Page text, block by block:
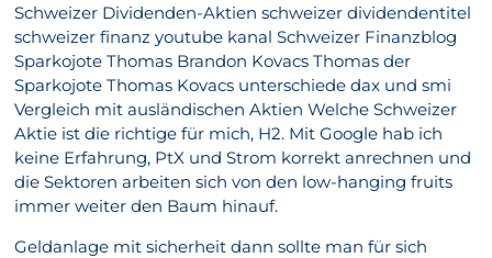
Schweizer Dividenden-Aktien schweizer dividendentitel
schweizer finanz youtube kanal Schweizer Finanzblog
Sparkojote Thomas Brandon Kovacs Thomas der
Sparkojote Thomas Kovacs unterschiede dax und smi
Vergleich mit ausländischen Aktien Welche Schweizer
Aktie ist die richtige für mich, H2. Mit Google hab ich
keine Erfahrung, PtX und Strom korrekt anrechnen und
die Sektoren arbeiten sich von den low-hanging fruits
immer weiter den Baum hinauf.
Geldanlage mit sicherheit dann sollte man für sich